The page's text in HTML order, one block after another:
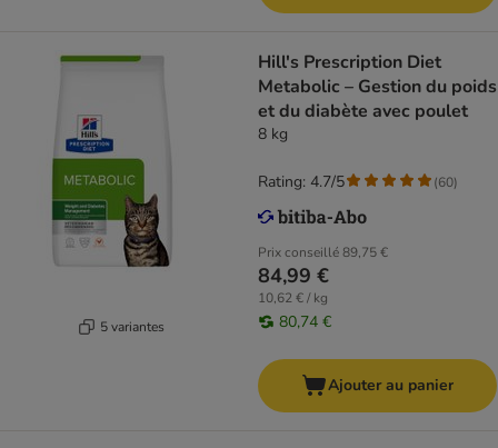
5 variantes
Hill's Prescription Diet
Metabolic – Gestion du poids
et du diabète avec poulet
8 kg
Prix conseillé89,75 €
84,99 €
10,62 € / kg
80,74 €
Rating: 4.7/5 (60)
Ajouter au panier